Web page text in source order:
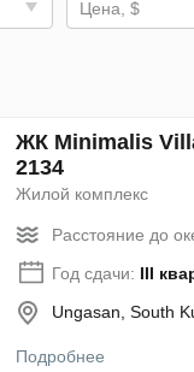
Цена, $
ЖК Minimalis
2134
Жилой комплекс
Расстояние до
Год сдачи: III
Ungasan, South
Подробнее